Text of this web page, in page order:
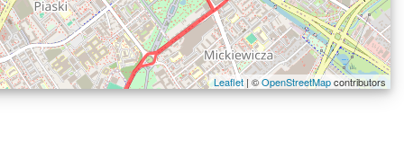
Leaflet| ©OpenStreetMapcontributors